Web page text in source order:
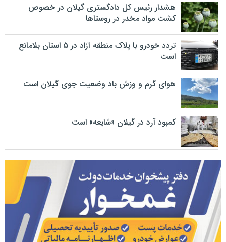
هشدار رئیس کل دادگستری گیلان در خصوص
کشت مواد مخدر در روستاها
تردد خودرو با پلاک منطقه آزاد در ۵ استان بلامانع
است
هوای گرم و وزش باد وضعیت جوی گیلان است
کمبود آرد در گیلان «شایعه» است